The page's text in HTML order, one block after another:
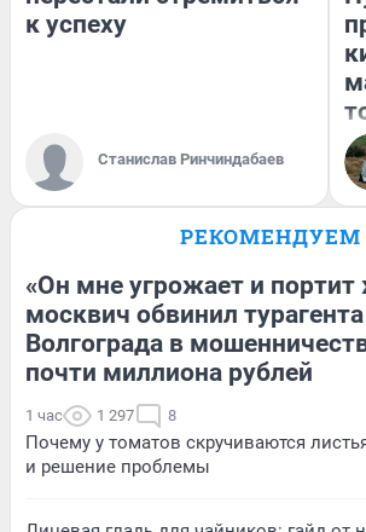
к успеху
Станислав Ринчиндабаев
РЕКОМЕНДУЕМ
«Он мне угрожает и портит
москвич обвинил
Волгограда в
почти миллиона рублей
1 час 1 297 8
Почему у томатов скручиваются
и решение проблемы